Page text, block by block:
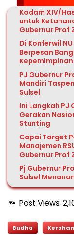
Kodam XIV/
untuk
Gubernur Prof
Di Konferwil
Berpesan
Kepemimpinan
PJ Gubernur
Mandiri
Sulsel
Ini Langkah PJ
Gerakan
Stunting
Capai Target
Manajemen
Gubernur Prof
Pj Gubernur
Sulsel
Post Views:
Budha